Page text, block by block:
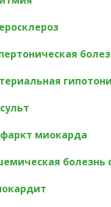
миокарда
болезнь